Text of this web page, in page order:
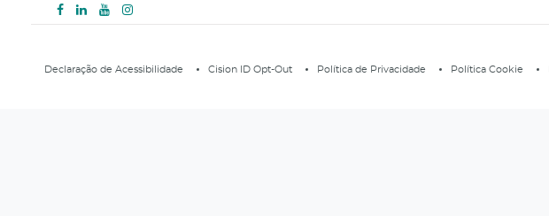
Declaração de Acessibilidade Cision ID Opt-Out Política de Privacidade Política Cookie